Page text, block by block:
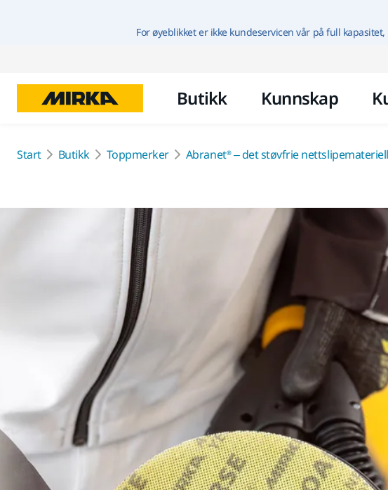
For øyeblikket er ikke kundeservicen vår på full
Butikk Kunnskap
Start Butikk Toppmerker Abranet® – det støvfrie